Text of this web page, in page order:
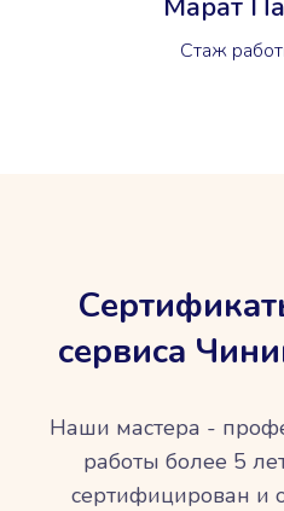
Марат
Стаж
сервиса
Наши мастера -
работы более 5
сертифицирован и